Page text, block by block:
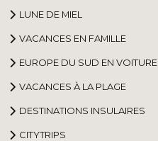
LUNE DE MIEL
VACANCES EN FAMILLE
EUROPE DU SUD EN VOITURE
VACANCES À LA PLAGE
DESTINATIONS INSULAIRES
CITYTRIPS